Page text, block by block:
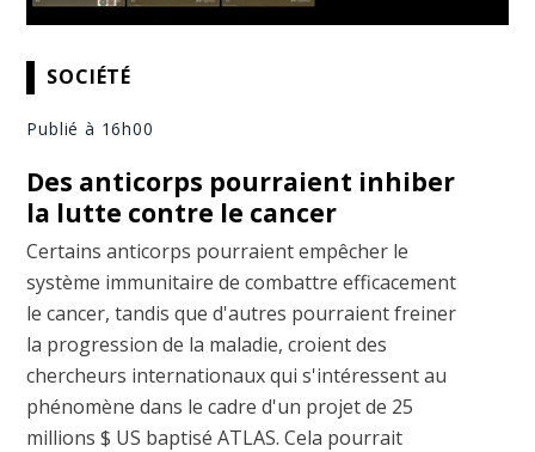
SOCIÉTÉ
Publié à 16h00
Des anticorps pourraient inhiber
la lutte contre le cancer
Certains anticorps pourraient empêcher le
système immunitaire de combattre efficacement
le cancer, tandis que d'autres pourraient freiner
la progression de la maladie, croient des
chercheurs internationaux qui s'intéressent au
phénomène dans le cadre d'un projet de 25
millions $ US baptisé ATLAS. Cela pourrait